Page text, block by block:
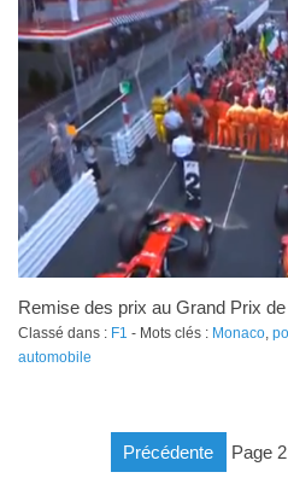
Remise des prix au Grand Prix
Classé dans : F1 - Mots clés : Monaco,
automobile
précédente page